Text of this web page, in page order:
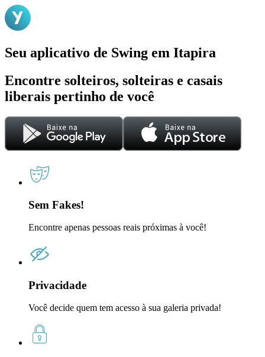
Seu aplicativo de Swing em Itapira
Encontre solteiros, solteiras e casais
liberais pertinho de você
Sem Fakes!
Encontre apenas pessoas reais próximas à você!
Privacidade
Você decide quem tem acesso à sua galeria privada!